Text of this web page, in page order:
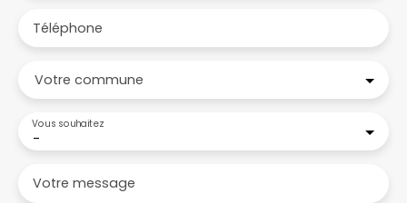
Téléphone
Votre commune
-
Vous souhaitez
Votre message